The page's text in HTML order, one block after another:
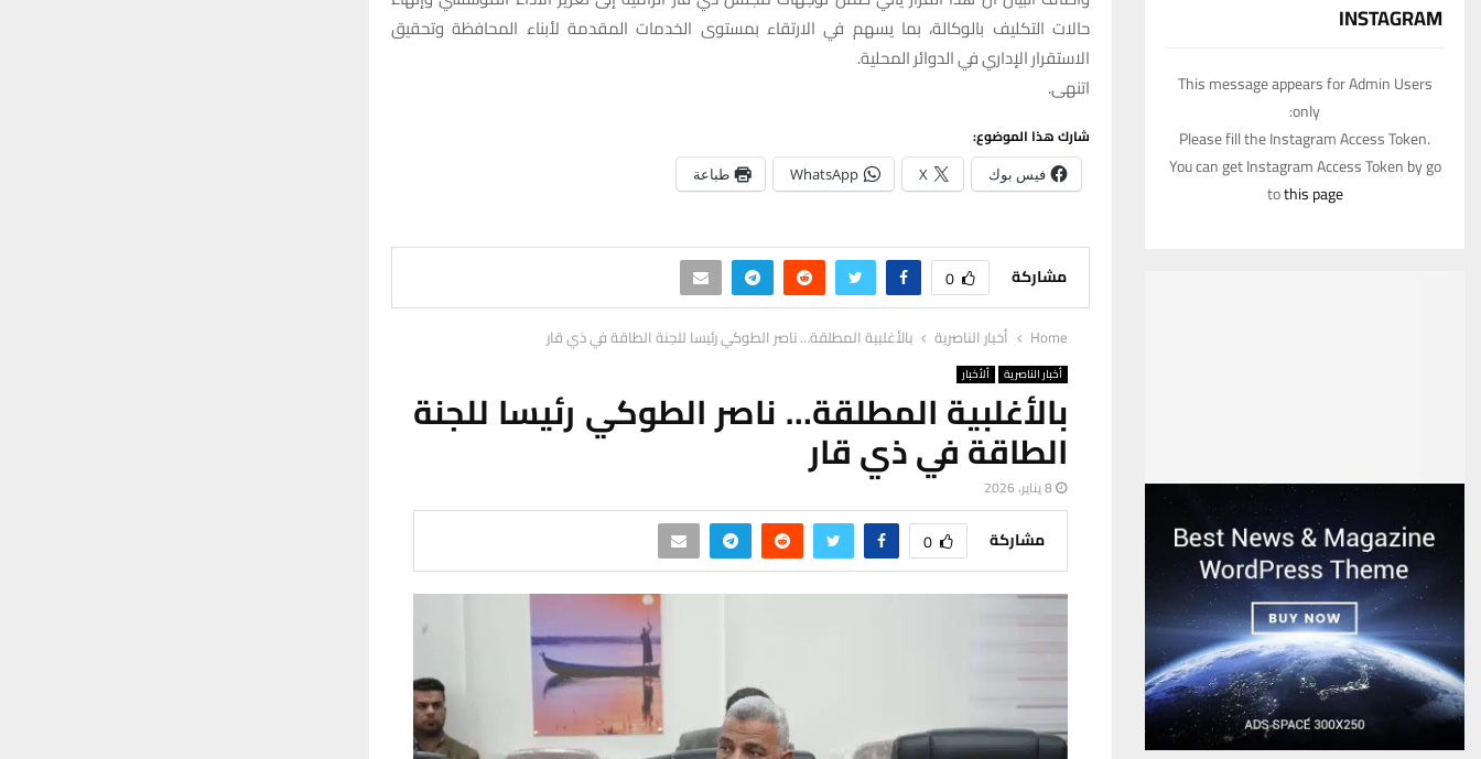
حالات التكليف بالوكالة، بما يسهم في الارتقاء بمستوى الخدمات المقدمة لأبناء المحافظة وتحقيق
الاستقرار الإداري في الدوائر المحلية.
اتنهى.
شارك هذا الموضوع:
فيس بوك X
WhatsApp طباعة
مشاركة 0
Home أخبار الناصرية بالأغلبية المطلقة… ناصر الطوكي رئيسا للجنة الطاقة في ذي قار
أخبار الناصرية ألأخبار
بالأغلبية المطلقة… ناصر الطوكي رئيسا للجنة
الطاقة في ذي قار
8 يناير، 2026
مشاركة 0
INSTAGRAM
This message appears for Admin Users
only:
Please fill the Instagram Access Token.
You can get Instagram Access Token by go
tothis page